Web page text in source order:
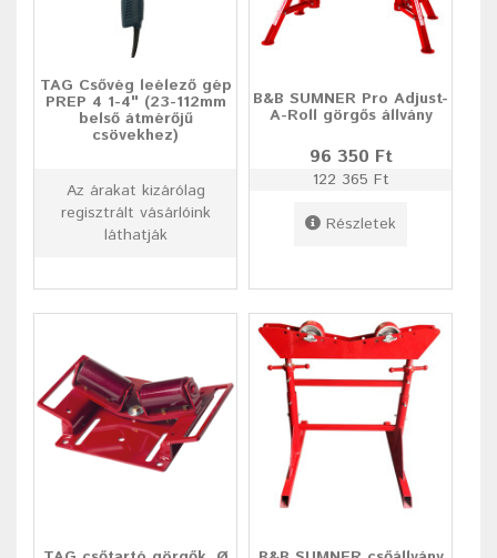
TAG Csővég leélező gép
PREP 4 1-4" (23-112mm
belső átmérőjű
csövekhez)
Az árakat kizárólag
regisztrált vásárlóink
láthatják
B&B SUMNER Pro Adjust-
A-Roll görgős állvány
96 350 Ft
122 365 Ft
Részletek